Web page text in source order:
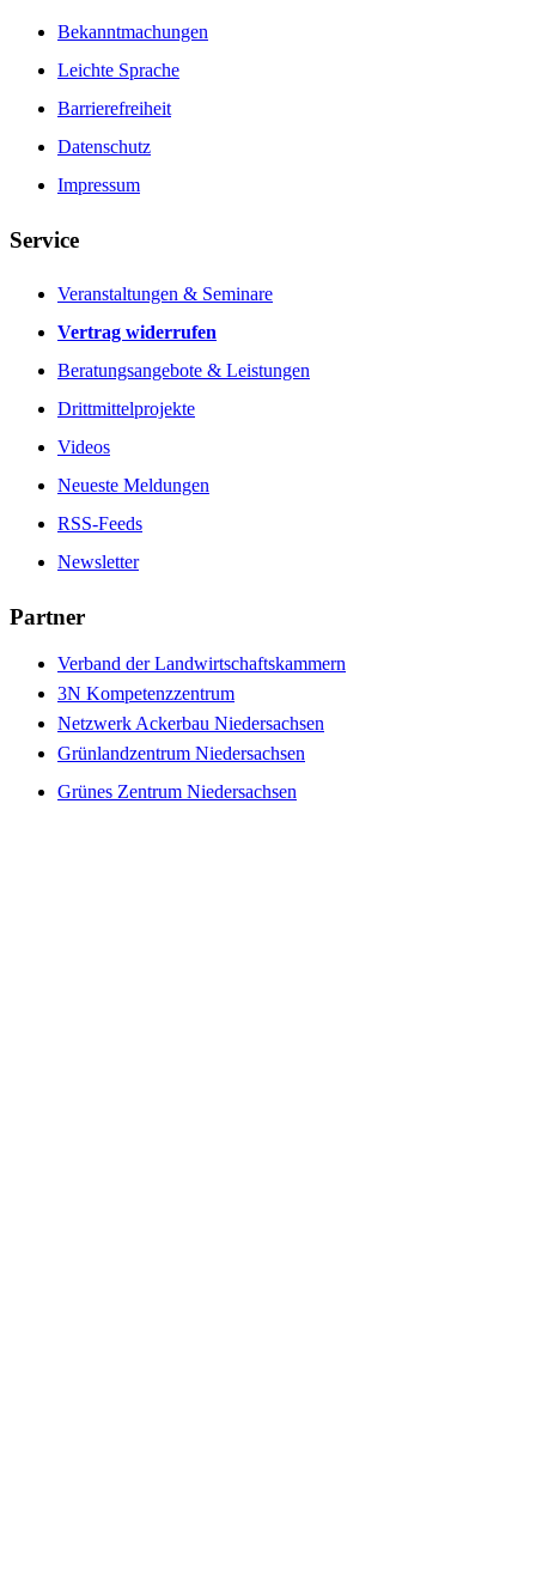
Bekanntmachungen
Leichte Sprache
Barrierefreiheit
Datenschutz
Impressum
Service
Veranstaltungen & Seminare
Vertrag widerrufen
Beratungsangebote & Leistungen
Drittmittelprojekte
Videos
Neueste Meldungen
RSS-Feeds
Newsletter
Partner
Verband der Landwirtschaftskammern
3N Kompetenzzentrum
Netzwerk Ackerbau Niedersachsen
Grünlandzentrum Niedersachsen
Grünes Zentrum Niedersachsen